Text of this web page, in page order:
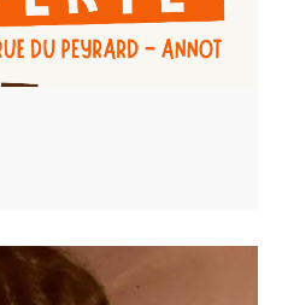
mannequins qui peuplent